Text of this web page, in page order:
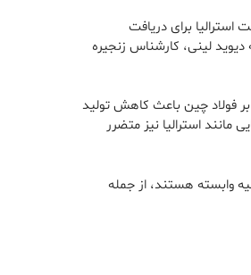
برای دریافت
دیوید لینی، کارشناس زنجیره
بر فولاد چین باعث کاهش تولید
استرالیا نیز متضرر
وابسته هستند، از جمله